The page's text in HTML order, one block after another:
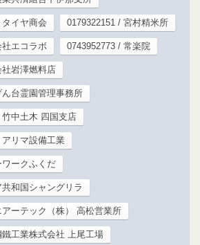
イヤ商会 0179322151 / 宮村精米所
エコラボ 0743952773 / 常楽院
岩澤燃料店
台霊園管理事務所
中土木 四国支店
リマ設備工業
ークふくだ
和国シャングリラ
ーテック（株） 高松営業所
工業株式会社 上尾工場